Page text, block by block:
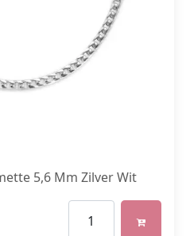
5,6 Mm Zilver Wit